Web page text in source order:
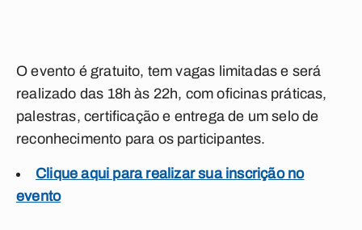
O evento é gratuito, tem vagas limitadas e será
realizado das 18h às 22h, com oficinas práticas,
palestras, certificação e entrega de um selo de
reconhecimento para os participantes.
Clique aqui para realizar sua inscrição no
evento